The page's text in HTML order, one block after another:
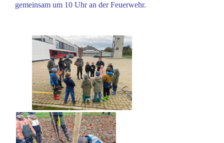
gemeinsam um 10 Uhr an der Feuerwehr.